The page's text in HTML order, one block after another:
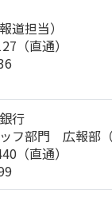
担当）
（直通）
行
フ部門 広報部（
（直通）